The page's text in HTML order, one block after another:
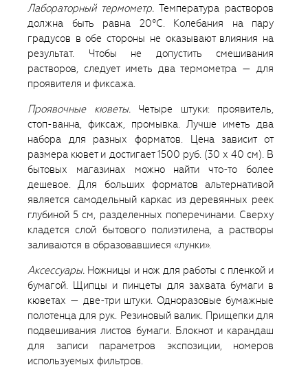
Лабораторный термометр. Температура растворов
должна быть равна 20°С. Колебания на пару
градусов в обе стороны не оказывают влияния на
результат. Чтобы не допустить смешивания
растворов, следует иметь два термометра — для
проявителя и фиксажа.
Проявочные кюветы.Четыре штуки: проявитель,
стоп-ванна, фиксаж, промывка. Лучше иметь два
набора для разных форматов. Цена зависит от
размера кювет и достигает 1500 руб. (30 x 40 см). В
бытовых магазинах можно найти что-то более
дешевое. Для больших форматов альтернативой
является самодельный каркас из деревянных реек
глубиной 5 см, разделенных поперечинами. Сверху
кладется слой бытового полиэтилена, а растворы
заливаются в образовавшиеся «лунки».
Аксессуары. Ножницы и нож для работы с пленкой и
бумагой. Щипцы и пинцеты для захвата бумаги в
кюветах — две-три штуки. Одноразовые бумажные
полотенца для рук. Резиновый валик. Прищепки для
подвешивания листов бумаги. Блокнот и карандаш
для записи параметров экспозиции, номеров
используемых фильтров.